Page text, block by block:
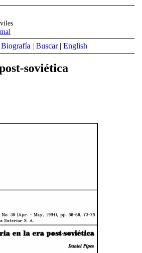
Biografía | Buscar| English
soviética